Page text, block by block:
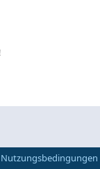
Nutzungsbedingungen